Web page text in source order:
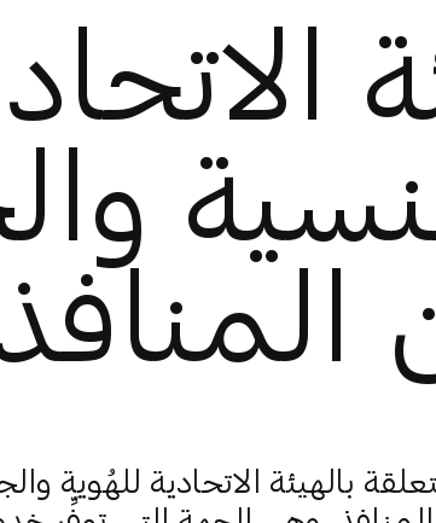
بالهيئة الاتحادية للهُوية